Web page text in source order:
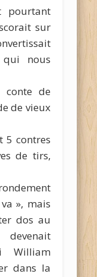
pourtant
sur
qui nous
conte de
de vieux
5 contres
de tirs,
», mais
dos au
William
dans la